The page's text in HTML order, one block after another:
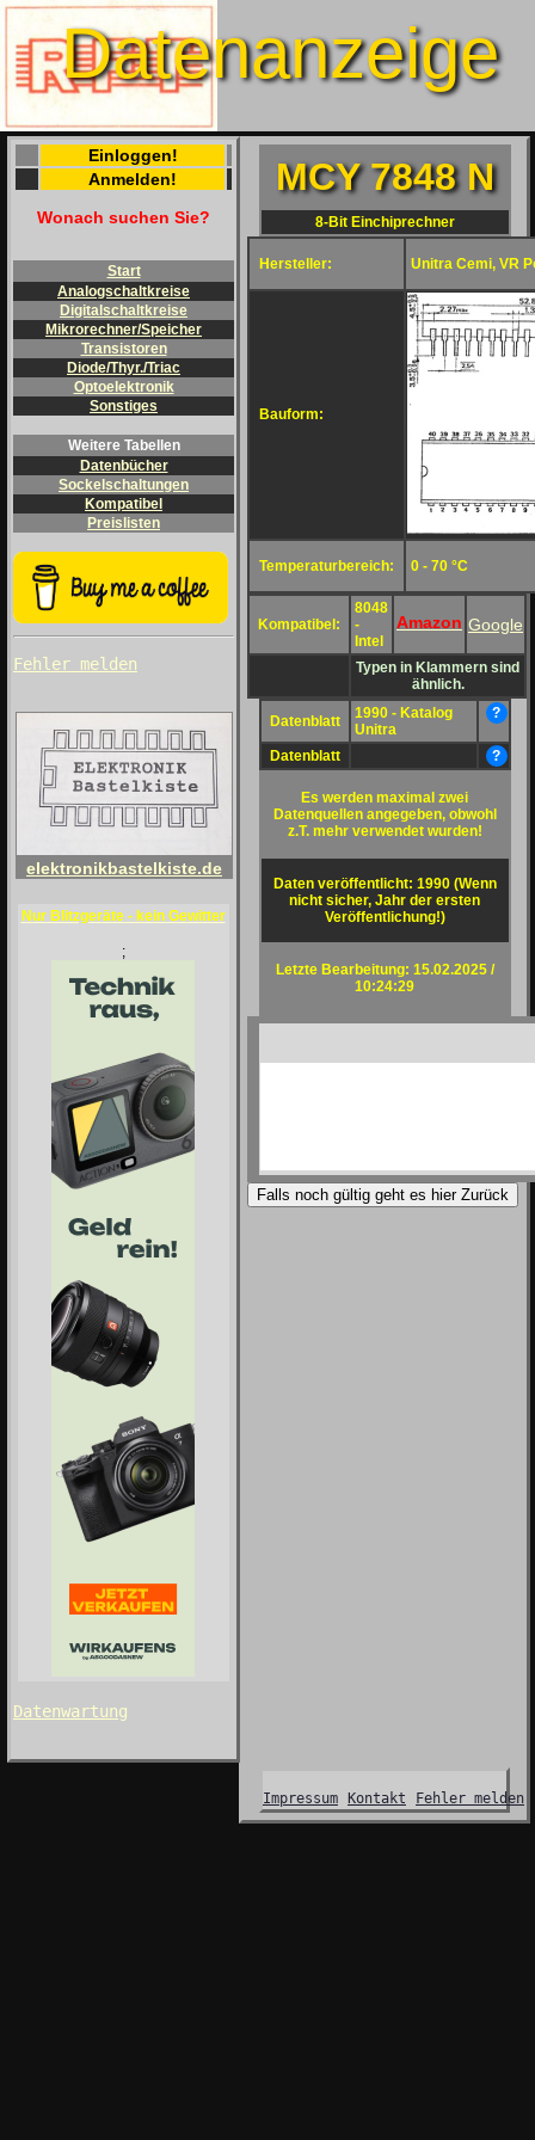
Datenanzeige
Einloggen!
Anmelden!
Wonach suchen Sie?
Start
Analogschaltkreise
Digitalschaltkreise
Mikrorechner/Speicher
Transistoren
Diode/Thyr./Triac
Optoelektronik
Sonstiges
Weitere Tabellen
Datenbücher
Sockelschaltungen
Kompatibel
Preislisten
Fehler melden
elektronikbastelkiste.de
Nur Blitzgeräte - kein Gewitter
;
Datenwartung
MCY 7848 N
8-Bit Einchiprechner
Hersteller: Unitra Cemi, VR
Bauform:
Temperaturbereich: 0 - 70 °C
Kompatibel:
8048
-
Intel
Amazon Google
Typen in Klammern sind
ähnlich.
Datenblatt
1990 - Katalog
Unitra
?
Datenblatt ?
Es werden maximal zwei
Datenquellen angegeben, obwohl
z.T. mehr verwendet wurden!
Daten veröffentlicht: 1990 (Wenn
nicht sicher, Jahr der ersten
Veröffentlichung!)
Letzte Bearbeitung: 15.02.2025 /
10:24:29
Falls noch gültig geht es hier Zurück
Impressum Kontakt Fehler melden